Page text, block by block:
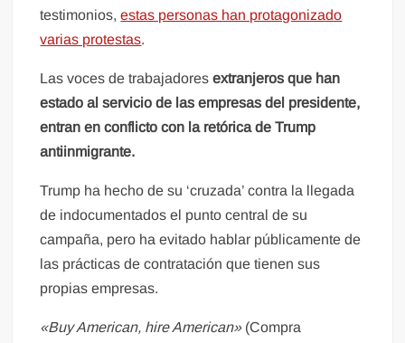
testimonios,estas personas han protagonizado
varias protestas.
Las voces de trabajadoresextranjeros que han
estado al servicio de las empresas del presidente,
entran en conflicto con la retórica de Trump
antiinmigrante.
Trump ha hecho de su ‘cruzada’ contra la llegada
de indocumentados el punto central de su
campaña, pero ha evitado hablar públicamente de
las prácticas de contratación que tienen sus
propias empresas.
«Buy American, hire American»(Compra